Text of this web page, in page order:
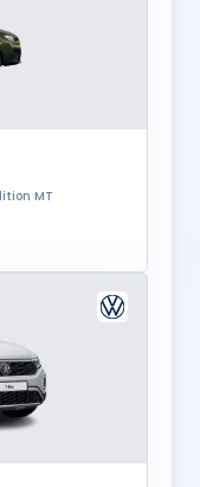
MT